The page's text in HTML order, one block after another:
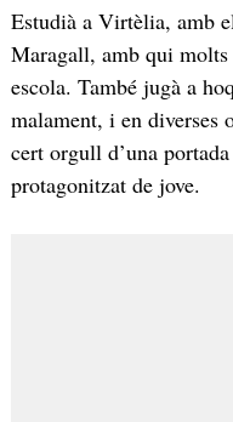
Estudià a Virtèlia, amb
Maragall, amb qui molts
escola. També jugà a
malament, i en diverses
cert orgull d’una
protagonitzat de jove.